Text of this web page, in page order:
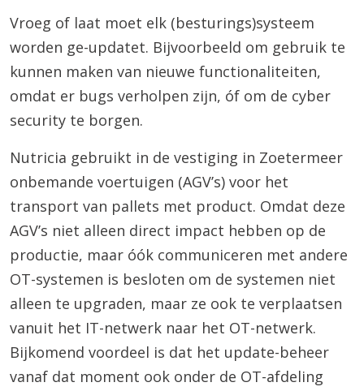
Vroeg of laat moet elk (besturings)systeem
worden ge-updatet. Bijvoorbeeld om gebruik te
kunnen maken van nieuwe functionaliteiten,
omdat er bugs verholpen zijn, óf om de cyber
security te borgen.
Nutricia gebruikt in de vestiging in Zoetermeer
onbemande voertuigen (AGV’s) voor het
transport van pallets met product. Omdat deze
AGV’s niet alleen direct impact hebben op de
productie, maar óók communiceren met andere
OT-systemen is besloten om de systemen niet
alleen te upgraden, maar ze ook te verplaatsen
vanuit het IT-netwerk naar het OT-netwerk.
Bijkomend voordeel is dat het update-beheer
vanaf dat moment ook onder de OT-afdeling